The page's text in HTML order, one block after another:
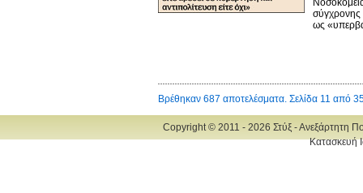
σύγχρονης
ως
Βρέθηκαν 687 αποτελέσματα. Σελίδα 11 από
Copyright © 2011 - 2026 Στύξ - Ανεξάρτητη
Κατασκευή